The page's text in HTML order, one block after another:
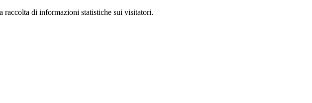
raccolta di informazioni statistiche sui visitatori.